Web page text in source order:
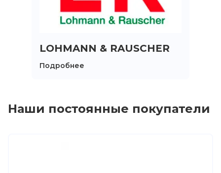
LOHMANN & RAUSCHER
Подробнее
Наши постоянные покупатели